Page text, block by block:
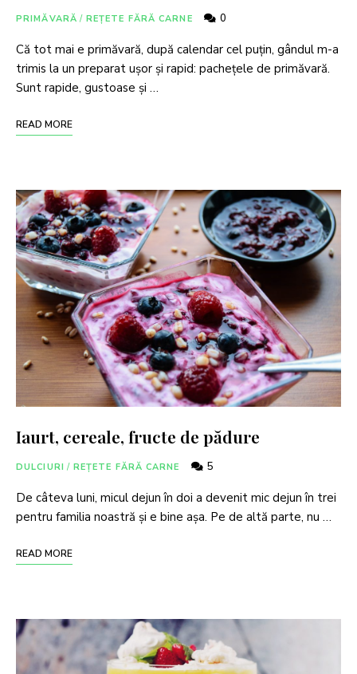
PRIMĂVARĂ / REȚETE FĂRĂ CARNE 0
Că tot mai e primăvară, după calendar cel puțin, gândul m-a
trimis la un preparat ușor și rapid: pachețele de primăvară.
Sunt rapide, gustoase și …
READ MORE
Iaurt, cereale, fructe de pădure
DULCIURI / REȚETE FĂRĂ CARNE 5
De câteva luni, micul dejun în doi a devenit mic dejun în trei
pentru familia noastră și e bine așa. Pe de altă parte, nu …
READ MORE